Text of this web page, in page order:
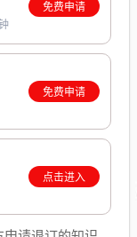
免费申请
免费申请
点击进入